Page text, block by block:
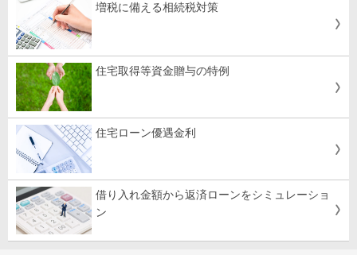
増税に備える相続税対策
住宅取得等資金贈与の特例
住宅ローン優遇金利
借り入れ金額から返済ローンをシミュレーショ
ン